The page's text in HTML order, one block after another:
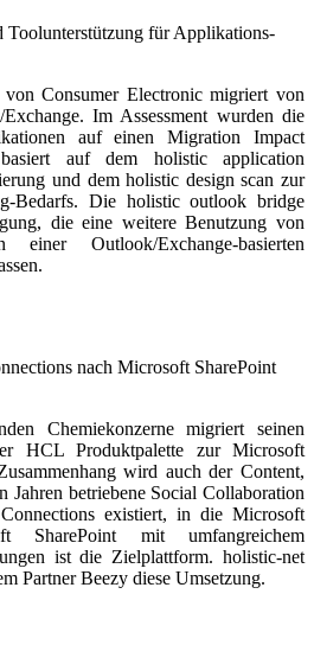
Toolunterstützung für Applikations-
Consumer Electronic migriert von
Im Assessment wurden die
auf einen Migration Impact
auf dem holistic application
und dem holistic design scan zur
Bedarfs. Die holistic outlook bridge
die eine weitere Benutzung von
Outlook/Exchange-basierten
nach Microsoft SharePoint
Chemiekonzerne migriert seinen
HCL Produktpalette zur Microsoft
wird auch der Content,
Jahren betriebene Social Collaboration
existiert, in die Microsoft
SharePoint mit umfangreichem
ist die Zielplattform. holistic-net
Partner Beezy diese Umsetzung.